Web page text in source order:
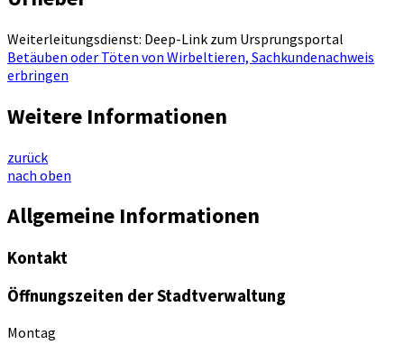
Weiterleitungsdienst: Deep-Link zum Ursprungsportal
Betäuben oder Töten von Wirbeltieren, Sachkundenachweis
erbringen
Weitere Informationen
zurück
nach oben
Allgemeine Informationen
Kontakt
Öffnungszeiten der Stadtverwaltung
Montag